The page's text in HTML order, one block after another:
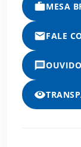
MESA
FALE